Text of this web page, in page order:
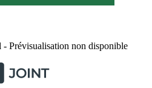
Prévisualisation non disponible